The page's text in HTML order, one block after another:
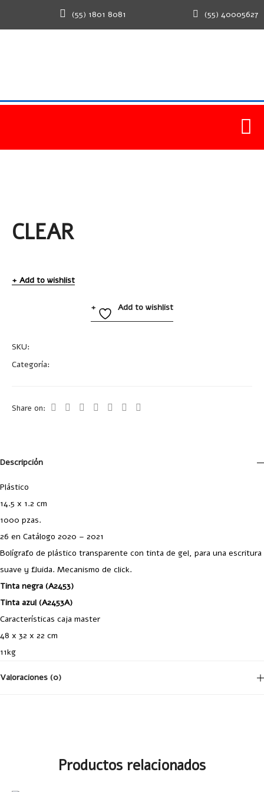
(55) 1801 8081 (55) 40005627
CLEAR
Add to wishlist
Add to wishlist
SKU:
Categoría:
Share on:
Descripción
Plástico
14.5 x 1.2 cm
1000 pzas.
26 en Catálogo 2020 – 2021
Bolígrafo de plástico transparente con tinta de gel, para una escritura
suave y fluida. Mecanismo de click.
Tinta negra (A2453)
Tinta azul (A2453A)
Características caja master
48 x 32 x 22 cm
11kg
Valoraciones (0)
Tu dirección de correo electrónico no será publicada. Los campos
Productos relacionados